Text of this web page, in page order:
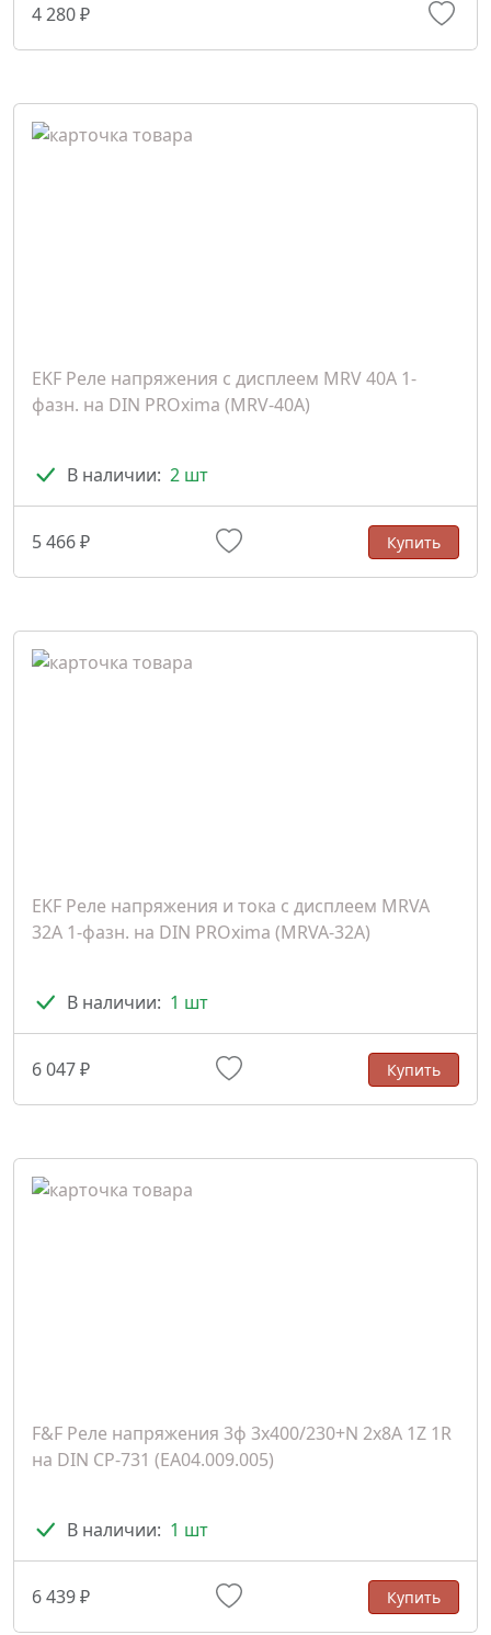
4 280 ₽
EKF Реле напряжения с дисплеем MRV 40A 1-
фазн. на DIN PROxima (MRV-40A)
В наличии: 2 шт
5 466 ₽ Купить
EKF Реле напряжения и тока с дисплеем MRVA
32A 1-фазн. на DIN PROxima (MRVA-32A)
В наличии: 1 шт
6 047 ₽ Купить
F&F Реле напряжения 3ф 3х400/230+N 2x8A 1Z 1R
на DIN CP-731 (EA04.009.005)
В наличии: 1 шт
6 439 ₽ Купить